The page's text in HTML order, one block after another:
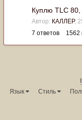
Куплю TLC 80,
Автор: КАЛЛЕР,
7 ответов 1562
Язык
Стиль